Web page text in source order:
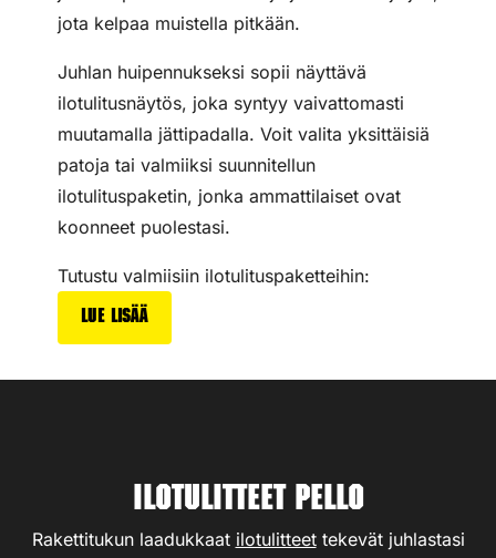
jota kelpaa muistella pitkään.
Juhlan huipennukseksi sopii näyttävä
ilotulitusnäytös, joka syntyy vaivattomasti
muutamalla jättipadalla. Voit valita yksittäisiä
patoja tai valmiiksi suunnitellun
ilotulituspaketin, jonka ammattilaiset ovat
koonneet puolestasi.
Tutustu valmiisiin ilotulituspaketteihin:
Lue lisää
Ilotulitteet Pello
Rakettitukun laadukkaat ilotulitteettekevät juhlastasi